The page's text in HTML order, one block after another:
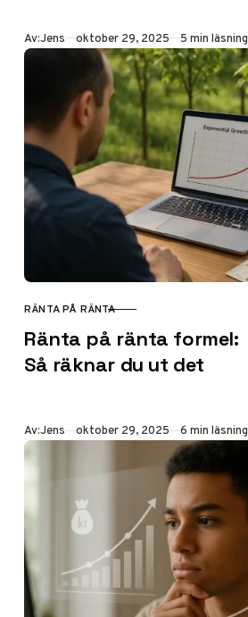
Av:Jens Publicerad
oktober 29, 2025 5 min läsning
KATEGORI
RÄNTA PÅ RÄNTA
Ränta på ränta formel:
Så räknar du ut det
Av:Jens Publicerad
oktober 29, 2025 6 min läsning